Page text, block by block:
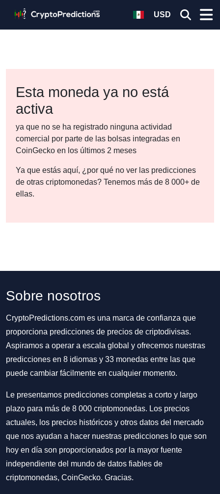
USD
Esta moneda ya no está
activa
ya que no se ha registrado ninguna actividad
comercial por parte de las bolsas integradas en
CoinGecko en los últimos 2 meses
Ya que estás aquí, ¿por qué no ver las predicciones
de otras criptomonedas? Tenemos más de 8 000+ de
ellas.
Sobre nosotros
CryptoPredictions.com es una marca de confianza que
proporciona predicciones de precios de criptodivisas.
Aspiramos a operar a escala global y ofrecemos nuestras
predicciones en 8 idiomas y 33 monedas entre las que
puede cambiar fácilmente en cualquier momento.
Le presentamos predicciones completas a corto y largo
plazo para más de 8 000 criptomonedas. Los precios
actuales, los precios históricos y otros datos del mercado
que nos ayudan a hacer nuestras predicciones lo que son
hoy en día son proporcionados por la mayor fuente
independiente del mundo de datos fiables de
criptomonedas, CoinGecko. Gracias.